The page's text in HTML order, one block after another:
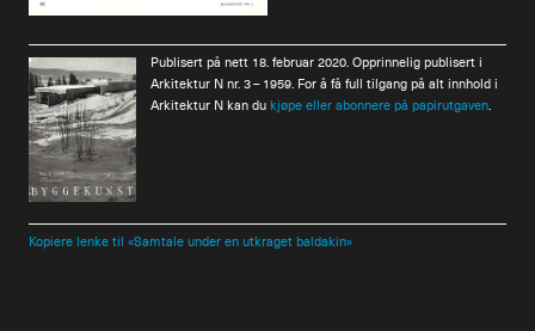
Publisert på nett 18. februar 2020. Opprinnelig publisert i
Arkitektur N nr. 3 – 1959. For å få full tilgang på alt innhold i
Arkitektur N kan du kjøpe eller abonnere på papirutgaven.
Kopiere lenke til «Samtale under en utkraget baldakin»